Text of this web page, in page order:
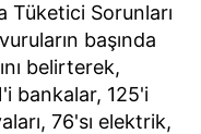
Tüketici Sorunları
başında
belirterek,
bankalar, 125'i
76'sı elektrik,